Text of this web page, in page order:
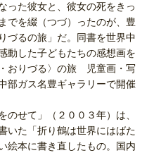
った彼女と、彼女の死をきっ
でを綴（つづ）ったのが、豊
づるの旅」だ。同書を世界中
動した子どもたちの感想画を
おりづる〉の旅 児童画・写
部ガス名豊ギャラリーで開催
せて」（２００３年）は、
いた「折り鶴は世界にはばた
絵本に書き直したもの。国内